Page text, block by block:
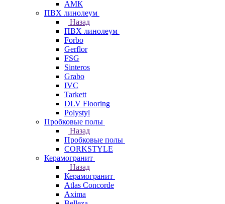
АМК
ПВХ линолеум
Назад
ПВХ линолеум
Forbo
Gerflor
FSG
Sinteros
Grabo
IVC
Tarkett
DLV Flooring
Polystyl
Пробковые полы
Назад
Пробковые полы
CORKSTYLE
Керамогранит
Назад
Керамогранит
Atlas Concorde
Axima